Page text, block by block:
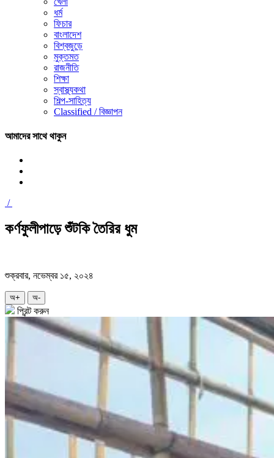
ধর্ম
ফিচার
বাংলাদেশ
বিশ্বজুড়ে
মুক্তমত
রাজনীতি
শিক্ষা
স্বাস্থ্যকথা
শিল্প-সাহিত্য
Classified / বিজ্ঞাপন
আমাদের সাথে থাকুন
/
কর্ণফুলীপাড়ে শুঁটকি তৈরির ধুম
শুক্রবার, নভেম্বর ১৫, ২০২৪
অ+ অ-
প্রিন্ট করুন